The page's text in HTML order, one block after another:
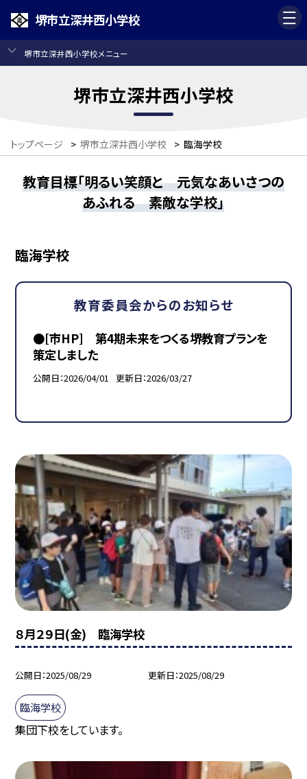
堺市立深井西小学校
堺市立深井西小学校メニュー
堺市立深井西小学校
トップページ > 堺市立深井西小学校 > 臨海学校
教育目標「明るい笑顔と 元気なあいさつの
あふれる 素敵な学校」
臨海学校
教育委員会からのお知らせ
●[市HP] 第4期未来をつくる堺教育プランを
策定しました
公開日 2026/04/01 更新日 2026/03/27
８月２９日(金) 臨海学校
公開日 2025/08/29 更新日 2025/08/29
臨海学校
集団下校をしています。